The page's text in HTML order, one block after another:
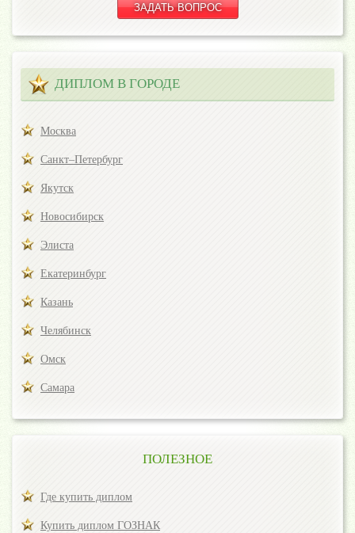
ДИПЛОМ В ГОРОДЕ
Москва
Санкт–Петербург
Якутск
Новосибирск
Элиста
Екатеринбург
Казань
Челябинск
Омск
Самара
ПОЛЕЗНОЕ
Где купить диплом
Купить диплом ГОЗНАК